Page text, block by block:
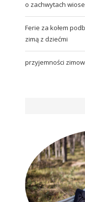
o zachwytach
Ferie za kołem
zimą z dziećmi
przyjemności